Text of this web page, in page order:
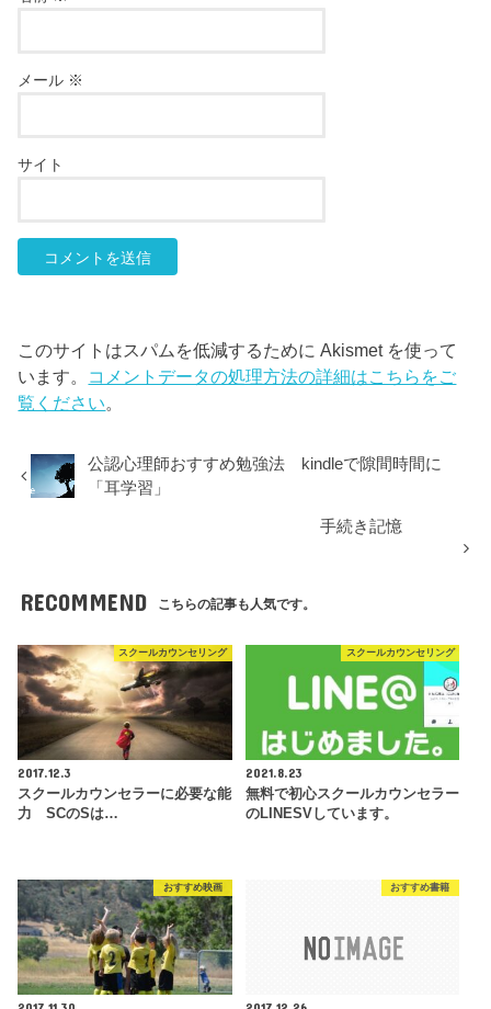
メール ※
サイト
このサイトはスパムを低減するために Akismet を使って
います。 コメントデータの処理方法の詳細はこちらをご
覧ください
公認心理師おすすめ勉強法 kindleで隙間時間に
「耳学習」
手続き記憶
RECOMMEND こちらの記事も人気です。
スクールカウンセリング
2017.12.3
スクールカウンセラーに必要な能
力 SCのSは…
スクールカウンセリング
2021.8.23
無料で初心スクールカウンセラー
のLINESVしています。
おすすめ映画 おすすめ書籍